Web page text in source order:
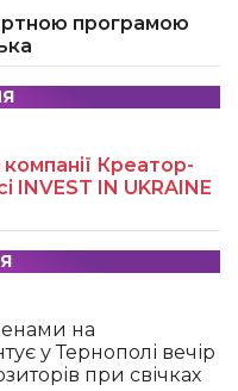
програмою
Креатор-
INVEST IN UKRAINE
на
у Тернополі вечір
при свічках